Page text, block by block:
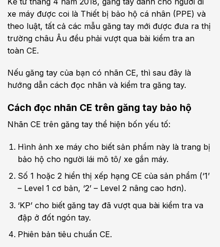
xe máy được coi là Thiết bị bảo hộ cá nhân (PPE) và
theo luật, tất cả các mẫu găng tay mới được đưa ra thị
trường châu Âu đều phải vượt qua bài kiểm tra an
toàn CE.
Nếu găng tay của bạn có nhãn CE, thì sau đây là
hướng dẫn cách đọc nhãn và kiểm tra găng tay.
Cách đọc nhãn CE trên găng tay bảo hộ
Nhãn CE trên găng tay thể hiện bốn yếu tố:
Hình ảnh xe máy cho biết sản phẩm này là trang bị
bảo hộ cho người lái mô tô/ xe gắn máy.
Số 1 hoặc 2 hiển thị xếp hạng CE của sản phẩm (‘1’
– Level 1 cơ bản, ‘2’ – Level 2 nâng cao hơn).
‘KP’ cho biết găng tay đã vượt qua bài kiểm tra va
đập ở đốt ngón tay.
Phiên bản tiêu chuẩn CE.